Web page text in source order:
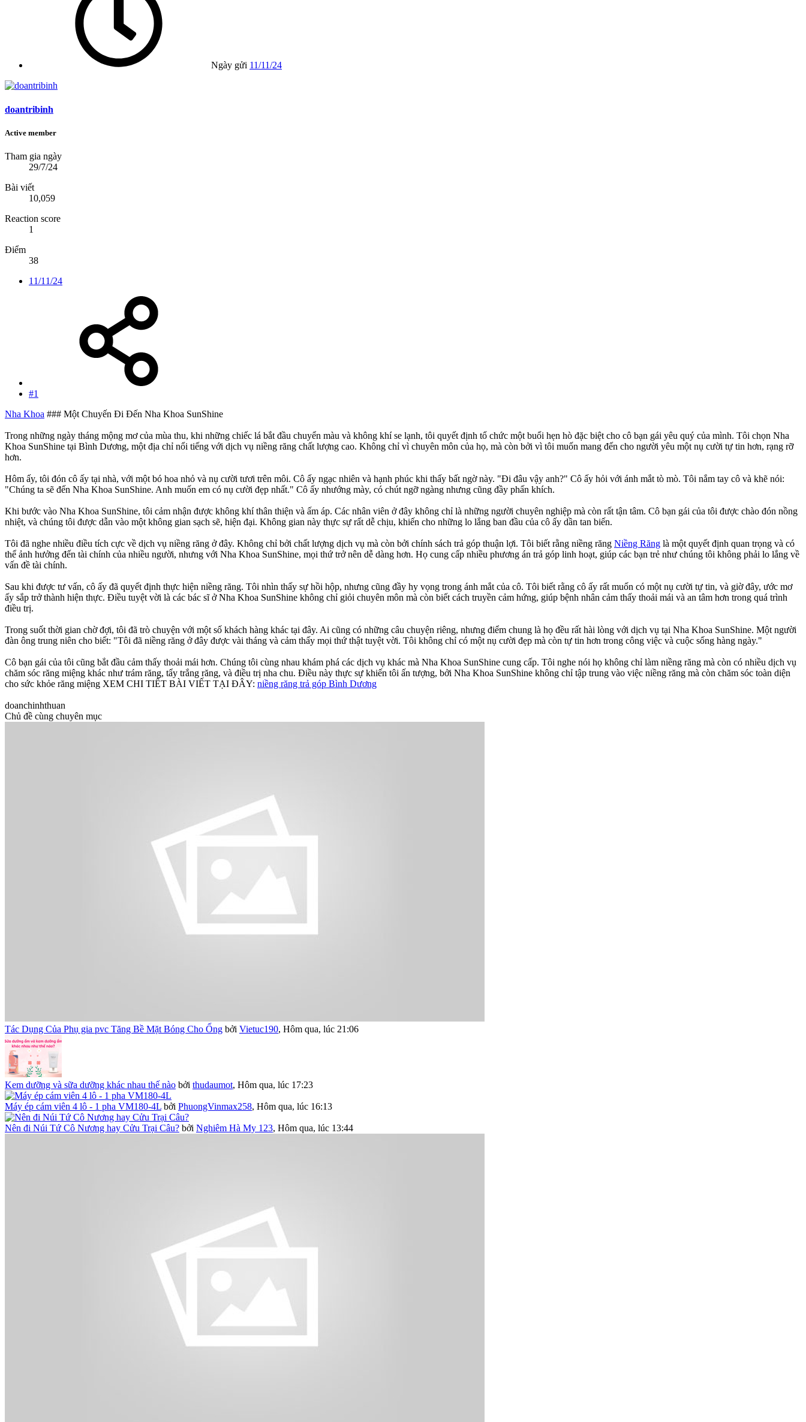
Ngày gửi 11/11/24
doantribinh
Active member
Tham gia ngày
29/7/24
Bài viết
10,059
Reaction score
1
Điểm
38
11/11/24
#1
Nha Khoa ### Một Chuyến Đi Đến Nha Khoa SunShine
Trong những ngày tháng mộng mơ của mùa thu, khi những chiếc lá bắt đầu chuyển màu và không khí se lạnh, tôi quyết định tổ chức một buổi hẹn hò đặc biệt cho cô bạn gái yêu quý của mình. Tôi chọn Nha
Khoa SunShine tại Bình Dương, một địa chỉ nổi tiếng với dịch vụ niềng răng chất lượng cao. Không chỉ vì chuyên môn của họ, mà còn bởi vì tôi muốn mang đến cho người yêu một nụ cười tự tin hơn, rạng rỡ
hơn.
Hôm ấy, tôi đón cô ấy tại nhà, với một bó hoa nhỏ và nụ cười tươi trên môi. Cô ấy ngạc nhiên và hạnh phúc khi thấy bất ngờ này. "Đi đâu vậy anh?" Cô ấy hỏi với ánh mắt tò mò. Tôi nắm tay cô và khẽ nói:
"Chúng ta sẽ đến Nha Khoa SunShine. Anh muốn em có nụ cười đẹp nhất." Cô ấy nhướng mày, có chút ngỡ ngàng nhưng cũng đầy phấn khích.
Khi bước vào Nha Khoa SunShine, tôi cảm nhận được không khí thân thiện và ấm áp. Các nhân viên ở đây không chỉ là những người chuyên nghiệp mà còn rất tận tâm. Cô bạn gái của tôi được chào đón nồng
nhiệt, và chúng tôi được dẫn vào một không gian sạch sẽ, hiện đại. Không gian này thực sự rất dễ chịu, khiến cho những lo lắng ban đầu của cô ấy dần tan biến.
Tôi đã nghe nhiều điều tích cực về dịch vụ niềng răng ở đây. Không chỉ bởi chất lượng dịch vụ mà còn bởi chính sách trả góp thuận lợi. Tôi biết rằng niềng răng Niềng Răng là một quyết định quan trọng và có
thể ảnh hưởng đến tài chính của nhiều người, nhưng với Nha Khoa SunShine, mọi thứ trở nên dễ dàng hơn. Họ cung cấp nhiều phương án trả góp linh hoạt, giúp các bạn trẻ như chúng tôi không phải lo lắng về
vấn đề tài chính.
Sau khi được tư vấn, cô ấy đã quyết định thực hiện niềng răng. Tôi nhìn thấy sự hồi hộp, nhưng cũng đầy hy vọng trong ánh mắt của cô. Tôi biết rằng cô ấy rất muốn có một nụ cười tự tin, và giờ đây, ước mơ
ấy sắp trở thành hiện thực. Điều tuyệt vời là các bác sĩ ở Nha Khoa SunShine không chỉ giỏi chuyên môn mà còn biết cách truyền cảm hứng, giúp bệnh nhân cảm thấy thoải mái và an tâm hơn trong quá trình
điều trị.
Trong suốt thời gian chờ đợi, tôi đã trò chuyện với một số khách hàng khác tại đây. Ai cũng có những câu chuyện riêng, nhưng điểm chung là họ đều rất hài lòng với dịch vụ tại Nha Khoa SunShine. Một người
đàn ông trung niên cho biết: "Tôi đã niềng răng ở đây được vài tháng và cảm thấy mọi thứ thật tuyệt vời. Tôi không chỉ có một nụ cười đẹp mà còn tự tin hơn trong công việc và cuộc sống hàng ngày."
Cô bạn gái của tôi cũng bắt đầu cảm thấy thoải mái hơn. Chúng tôi cùng nhau khám phá các dịch vụ khác mà Nha Khoa SunShine cung cấp. Tôi nghe nói họ không chỉ làm niềng răng mà còn có nhiều dịch vụ
chăm sóc răng miệng khác như trám răng, tẩy trắng răng, và điều trị nha chu. Điều này thực sự khiến tôi ấn tượng, bởi Nha Khoa SunShine không chỉ tập trung vào việc niềng răng mà còn chăm sóc toàn diện
cho sức khỏe răng miệng XEM CHI TIẾT BÀI VIẾT TẠI ĐÂY: niềng răng trả góp Bình Dương
doanchinhthuan
Chủ đề cùng chuyên mục
Tác Dụng Của Phụ gia pvc Tăng Bề Mặt Bóng Cho Ống bởi Vietuc190, Hôm qua, lúc 21:06
Kem dưỡng và sữa dưỡng khác nhau thế nào bởi thudaumot, Hôm qua, lúc 17:23
Máy ép cám viên 4 lô - 1 pha VM180-4L bởi PhuongVinmax258, Hôm qua, lúc 16:13
Nên đi Núi Tứ Cô Nương hay Cửu Trại Câu? bởi Nghiêm Hà My 123, Hôm qua, lúc 13:44